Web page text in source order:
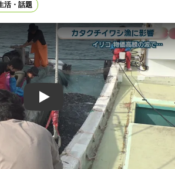
活・話題
Play